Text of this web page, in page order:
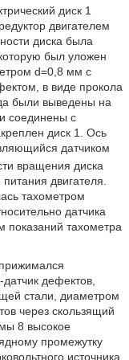
диск 1
двигателем
диска была
был уложен
d=0,8 мм с
в виде прокола
были выведены на
соединены с
диск 1. Ось
датчиком
вращения диска
двигателя.
тахометром
датчика
показаний тахометра
дефектов,
стали, диаметром
через скользящий
8 высокое
промежутку
источника